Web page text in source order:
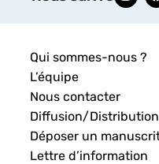
Qui sommes-nous ?
L’équipe
Nous contacter
Diffusion/Distribution
Déposer un
Lettre d’information